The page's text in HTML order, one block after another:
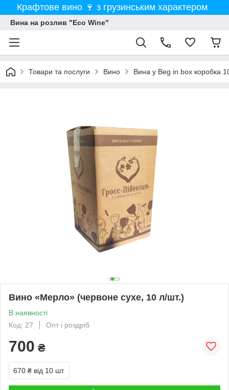
Крафтове вино 🍷 з грузинським характером
Вина на розлив "Eco Wine"
Товари та послуги Вино Вина у Beg in box коробка 10
Вино «Мерло» (червоне сухе, 10 л/шт.)
В наявності
Код: 27
Опт і роздріб
700 ₴
670 ₴ від 10 шт.